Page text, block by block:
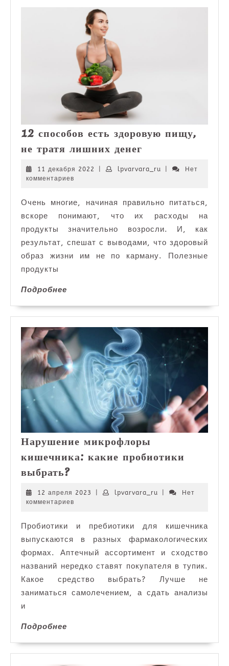
12 способов есть здоровую пищу,
не тратя лишних денег
есть
не
тратя
лишних
денег
11 декабря 2022 11
lpvarvara_ru lpvarvara_ru
Нет
комментариев
Очень многие, начиная правильно питаться,
вскоре понимают, что их расходы на
продукты значительно возросли. И, как
результат, спешат с выводами, что здоровый
образ жизни им не по карману. Полезные
продукты
Подробнее
Нарушение микрофлоры
кишечника: какие пробиотики
выбрать?Нарушение
кишечника:
какие
выбрать?
12 апреля 2023 12
lpvarvara_rulpvarvara_ru
Нет
комментариев
Пробиотики и пребиотики для кишечника
выпускаются в разных фармакологических
формах. Аптечный ассортимент и сходство
названий нередко ставят покупателя в тупик.
Какое средство выбрать? Лучше не
заниматься самолечением, а сдать анализы
и
Подробнее